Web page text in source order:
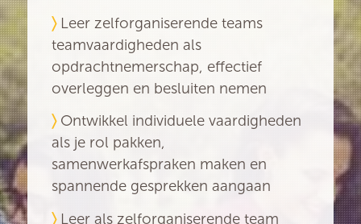
〉 Leer zelforganiserendeteams
teamvaardigheden als
opdrachtnemerschap, effectief
overleggen en besluiten nemen
〉 Ontwikkel individuele vaardigheden
als je rol pakken,
samenwerkafspraken maken en
spannende gesprekken aangaan
〉 Leer als zelforganiserendeteam